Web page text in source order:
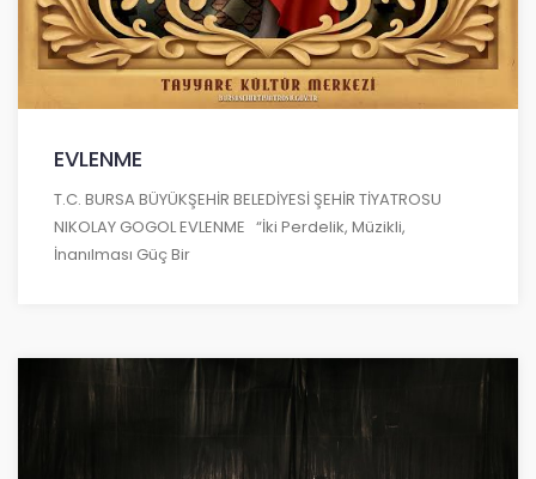
EVLENME
T.C. BURSA BÜYÜKŞEHİR BELEDİYESİ ŞEHİR TİYATROSU
NIKOLAY GOGOL EVLENME “İki Perdelik, Müzikli,
İnanılması Güç Bir